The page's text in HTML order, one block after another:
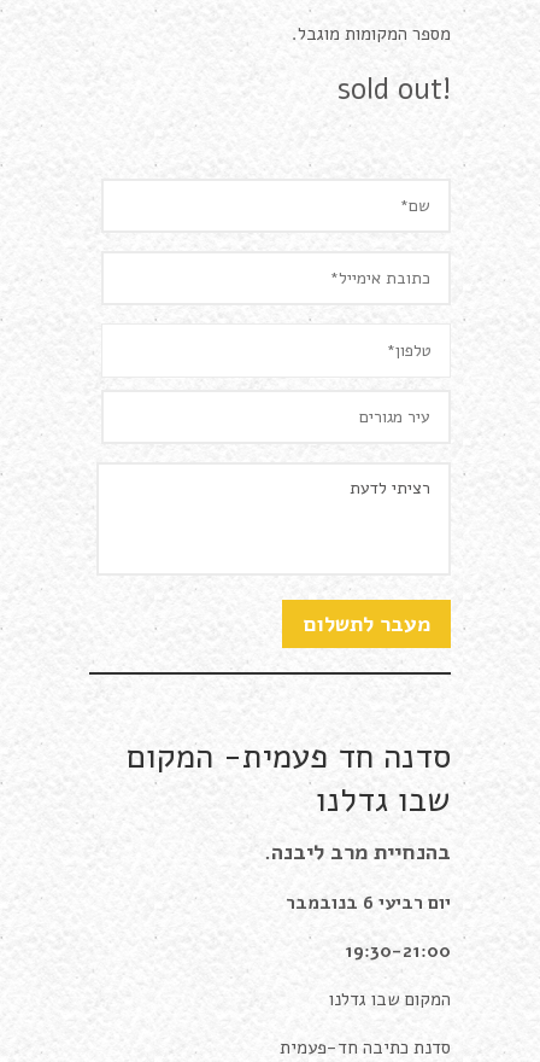
מספר המקומות מוגבל.
sold out!
סדנה חד פעמית- המקום
שבו גדלנו
בהנחיית מרב ליבנה.
יום רביעי 6 בנובמבר
19:30-21:00
המקום שבו גדלנו
סדנת כתיבה חד-פעמית